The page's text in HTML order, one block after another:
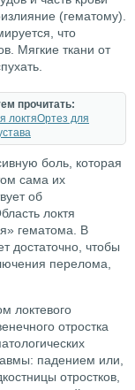
(гематому).
что
Мягкие ткани от
прочитать:
Ортез для
боль, которая
сама их
об
локтя
гематома. В
достаточно, чтобы
перелома,
локтевого
отростка
падением или,
отростков,